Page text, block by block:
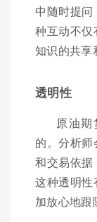
中随时提
种互动不
知识的共享
透明性
原油
的。分析
和交易依据
这种透明
加放心地跟